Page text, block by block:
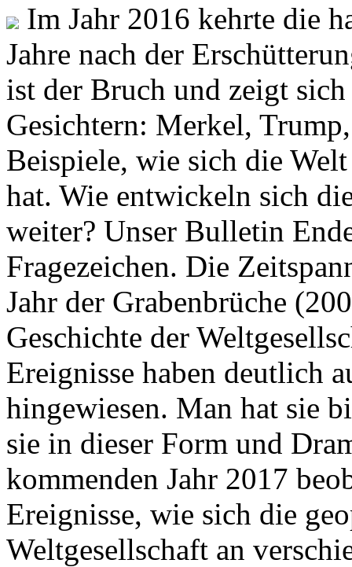
Im Jahr 2016 kehrte die
Jahre nach der
ist der Bruch und zeigt
Gesichtern: Merkel,
Beispiele, wie sich die
hat. Wie entwickeln sich
weiter? Unser Bulletin
Fragezeichen. Die
Jahr der Grabenbrüche
Geschichte der
Ereignisse haben deutlich
hingewiesen. Man hat sie
sie in dieser Form und
kommenden Jahr 2017
Ereignisse, wie sich die
Weltgesellschaft an